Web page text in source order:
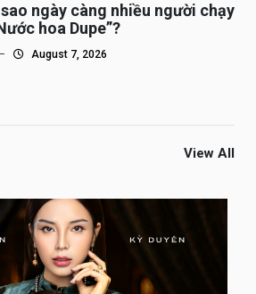
ngày càng nhiều người chạy
hoa Dupe”?
August 7, 2026
View All